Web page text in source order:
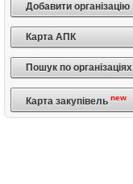
Добавити організацію
Карта АПК
Пошук по організаціях
Карта закупівель new